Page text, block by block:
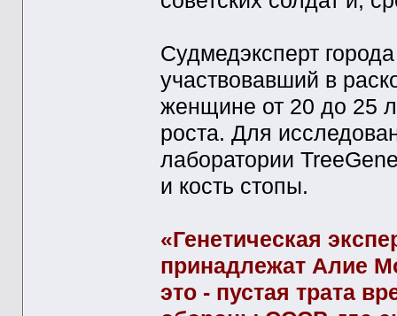
Судмедэксперт
участвовавший в
женщине от 20 до 25
роста. Для
лаборатории
и кость стопы.
«Генетическая
принадлежат Алие
это - пустая трата